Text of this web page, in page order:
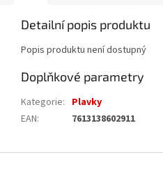
Detailní popis produktu
Popis produktu není dostupný
Doplňkové parametry
Kategorie: Plavky
EAN: 7613138602911